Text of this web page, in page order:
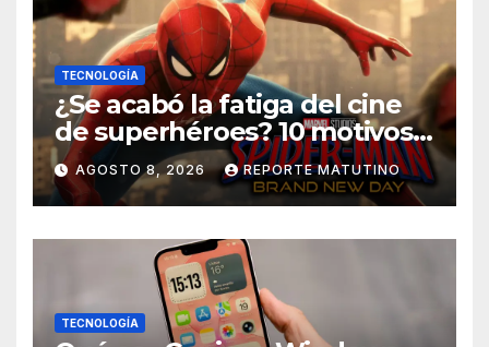
TECNOLOGÍA
¿Se acabó la fatiga del cine
de superhéroes? 10 motivos
por los que ‘Spider-Man:
Brand New Day» desmiente
esa teoría
AGOSTO 8, 2026 REPORTE MATUTINO
TECNOLOGÍA